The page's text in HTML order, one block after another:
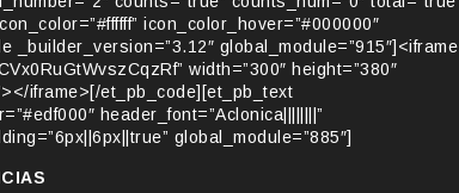
icon_color_hover=”#000000″
_builder_version=”3.12″ global_module=”915″]<iframe
width=”300″ height=”380″
iframe>[/et_pb_code][et_pb_text
header_font=”Aclonica||||||||”
global_module=”885″]